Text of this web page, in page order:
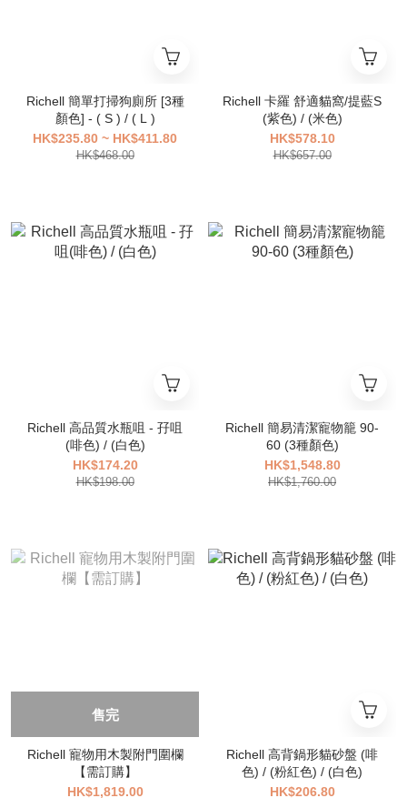
Richell 簡單打掃狗廁所 [3種
顏色] - ( S ) / ( L )
HK$235.80 ~ HK$411.80
HK$468.00
Richell 卡羅 舒適貓窩/提藍S
(紫色) / (米色)
HK$578.10
HK$657.00
Richell 高品質水瓶咀 - 孖咀
(啡色) / (白色)
HK$174.20
HK$198.00
Richell 簡易清潔寵物籠 90-
60 (3種顏色)
HK$1,548.80
HK$1,760.00
售完
Richell 寵物用木製附門圍欄
【需訂購】
HK$1,819.00
Richell 高背鍋形貓砂盤 (啡
色) / (粉紅色) / (白色)
HK$206.80